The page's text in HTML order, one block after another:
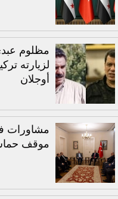
مظلوم
لزيارته
أوجلان
مشاورات
موقف حماس